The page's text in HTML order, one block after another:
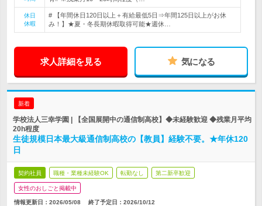
休日
休暇
# 【年間休日120日以上＋有給最低5日⇒年間125日以上がお休
み！】★夏・冬長期休暇取得可能★週休…
求人詳細を見る 気になる
新着
学校法人三幸学園 | 【全国展開中の通信制高校】◆未経験歓迎 ◆残業月平均
20h程度
生徒規模日本最大級通信制高校の【教員】経験不要。★年休120
日
契約社員 職種・業種未経験OK 転勤なし 第二新卒歓迎
女性のおしごと掲載中
情報更新日：2026/05/08 終了予定日： 2026/10/12